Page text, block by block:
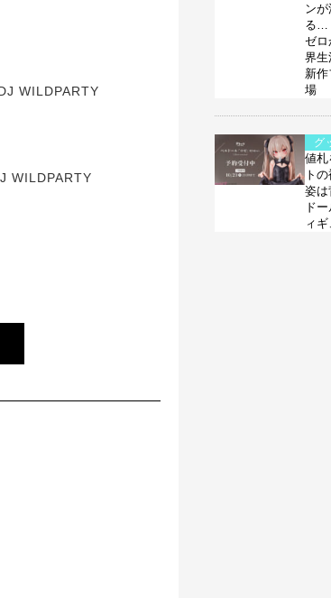
WILDPARTY
WILDPARTY
ン
る…
ゼロ
界生
新
場
グ
値札
ト
姿
ド
ィ